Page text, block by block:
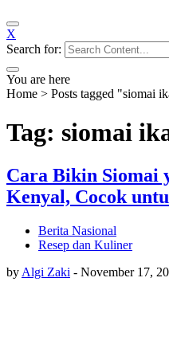
X
Search for:
You are here
Home > Posts tagged "siomai
Tag: siomai
Cara Bikin Siomai
Kenyal, Cocok
Berita Nasional
Resep dan Kuliner
by Algi Zaki - November 17,